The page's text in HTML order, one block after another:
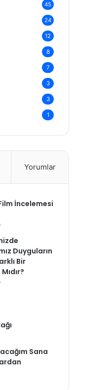
45
24
12
8
7
3
3
1
Yorumlar
İncelemesi
Duyguların
Bir
Sana